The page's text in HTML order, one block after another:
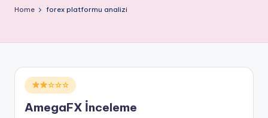
Home forex platformu analizi
Posted
in
☆☆☆
AmegaFX İnceleme